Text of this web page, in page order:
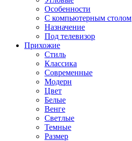
Особенности
С компьютерным столом
Назначение
Под телевизор
Прихожие
Стиль
Классика
Современные
Модерн
Цвет
Белые
Венге
Светлые
Темные
Размер